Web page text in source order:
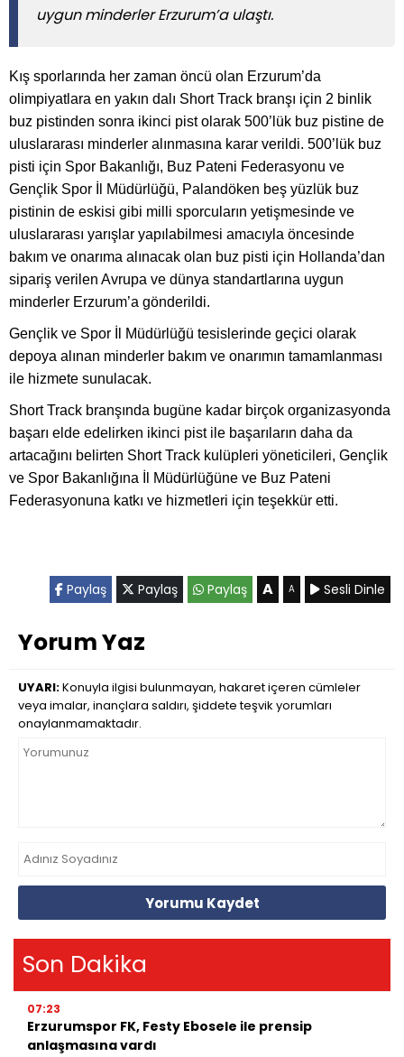
uygun minderler Erzurum’a ulaştı.
Kış sporlarında her zaman öncü olan Erzurum’da
olimpiyatlara en yakın dalı Short Track branşı için 2 binlik
buz pistinden sonra ikinci pist olarak 500’lük buz pistine de
uluslararası minderler alınmasına karar verildi. 500’lük buz
pisti için Spor Bakanlığı, Buz Pateni Federasyonu ve
Gençlik Spor İl Müdürlüğü, Palandöken beş yüzlük buz
pistinin de eskisi gibi milli sporcuların yetişmesinde ve
uluslararası yarışlar yapılabilmesi amacıyla öncesinde
bakım ve onarıma alınacak olan buz pisti için Hollanda’dan
sipariş verilen Avrupa ve dünya standartlarına uygun
minderler Erzurum’a gönderildi.
Gençlik ve Spor İl Müdürlüğü tesislerinde geçici olarak
depoya alınan minderler bakım ve onarımın tamamlanması
ile hizmete sunulacak.
Short Track branşında bugüne kadar birçok organizasyonda
başarı elde edelirken ikinci pist ile başarıların daha da
artacağını belirten Short Track kulüpleri yöneticileri, Gençlik
ve Spor Bakanlığına İl Müdürlüğüne ve Buz Pateni
Federasyonuna katkı ve hizmetleri için teşekkür etti.
Paylaş Paylaş Paylaş A A Sesli Dinle
Yorum Yaz
UYARI:Konuyla ilgisi bulunmayan, hakaret içeren cümleler
veya imalar, inançlara saldırı, şiddete teşvik yorumları
onaylanmamaktadır.
Yorumu Kaydet
Son Dakika
07:23
Erzurumspor FK, Festy Ebosele ile prensip
anlaşmasına vardı